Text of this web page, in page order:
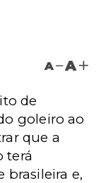
A A
de
goleiro ao
que a
terá
brasileira e,